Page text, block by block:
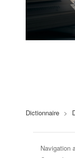
Dictionnaire >
Navigation